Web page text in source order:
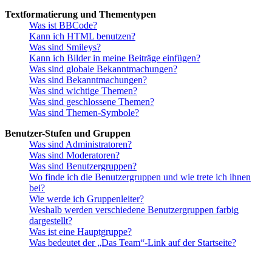
Textformatierung und Thementypen
Was ist BBCode?
Kann ich HTML benutzen?
Was sind Smileys?
Kann ich Bilder in meine Beiträge einfügen?
Was sind globale Bekanntmachungen?
Was sind Bekanntmachungen?
Was sind wichtige Themen?
Was sind geschlossene Themen?
Was sind Themen-Symbole?
Benutzer-Stufen und Gruppen
Was sind Administratoren?
Was sind Moderatoren?
Was sind Benutzergruppen?
Wo finde ich die Benutzergruppen und wie trete ich ihnen
bei?
Wie werde ich Gruppenleiter?
Weshalb werden verschiedene Benutzergruppen farbig
dargestellt?
Was ist eine Hauptgruppe?
Was bedeutet der „Das Team“-Link auf der Startseite?